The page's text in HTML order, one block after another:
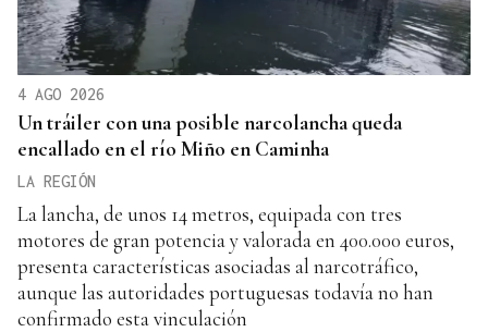
4 AGO 2026
Un tráiler con una posible narcolancha queda
encallado en el río Miño en Caminha
LA REGIÓN
La lancha, de unos 14 metros, equipada con tres
motores de gran potencia y valorada en 400.000 euros,
presenta características asociadas al narcotráfico,
aunque las autoridades portuguesas todavía no han
confirmado esta vinculación